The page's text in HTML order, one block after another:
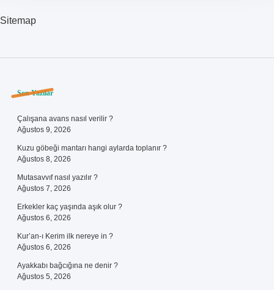
Sitemap
Sidebar
Son Yazılar
Çalışana avans nasıl verilir ?
Ağustos 9, 2026
Kuzu göbeği mantarı hangi aylarda toplanır ?
Ağustos 8, 2026
Mutasavvıf nasıl yazılır ?
Ağustos 7, 2026
Erkekler kaç yaşında aşık olur ?
Ağustos 6, 2026
Kur’an-ı Kerim ilk nereye in ?
Ağustos 6, 2026
Ayakkabı bağcığına ne denir ?
Ağustos 5, 2026